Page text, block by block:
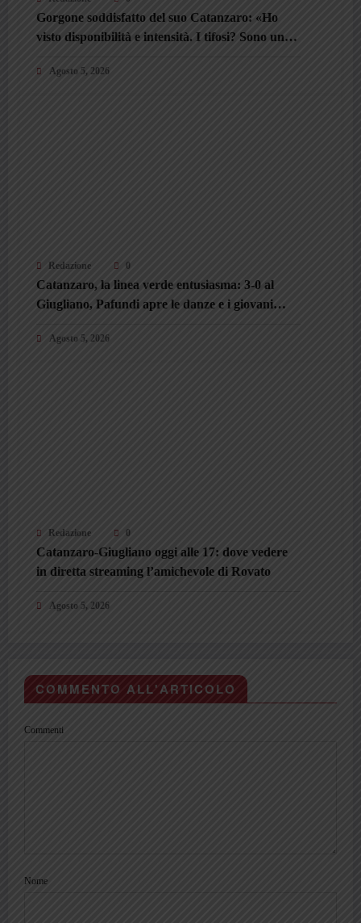
Gorgone soddisfatto del suo Catanzaro: «Ho
visto disponibilità e intensità. I tifosi? Sono un
Agosto 5, 2026
Redazione 0
Catanzaro, la linea verde entusiasma: 3-0 al
Giugliano, Pafundi apre le danze e i giovani
Agosto 5, 2026
Redazione 0
Catanzaro-Giugliano oggi alle 17: dove vedere
in diretta streaming l’amichevole di Rovato
Agosto 5, 2026
COMMENTO ALL'ARTICOLO
Commenti
Nome